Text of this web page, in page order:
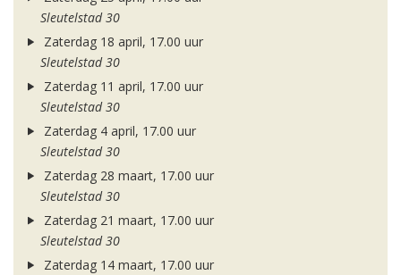
Sleutelstad 30
Zaterdag 18 april, 17.00 uur
Sleutelstad 30
Zaterdag 11 april, 17.00 uur
Sleutelstad 30
Zaterdag 4 april, 17.00 uur
Sleutelstad 30
Zaterdag 28 maart, 17.00 uur
Sleutelstad 30
Zaterdag 21 maart, 17.00 uur
Sleutelstad 30
Zaterdag 14 maart, 17.00 uur